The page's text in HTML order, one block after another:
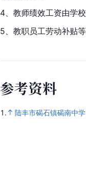
4、教师绩效工资由学
5、教职员工劳动补贴
参考资料
1. 陆丰市碣石镇碣南中学